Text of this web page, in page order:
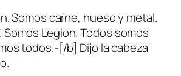
Somos carne, hueso y metal.
Somos Legion. Todos somos
todos.-[/b] Dijo la cabeza